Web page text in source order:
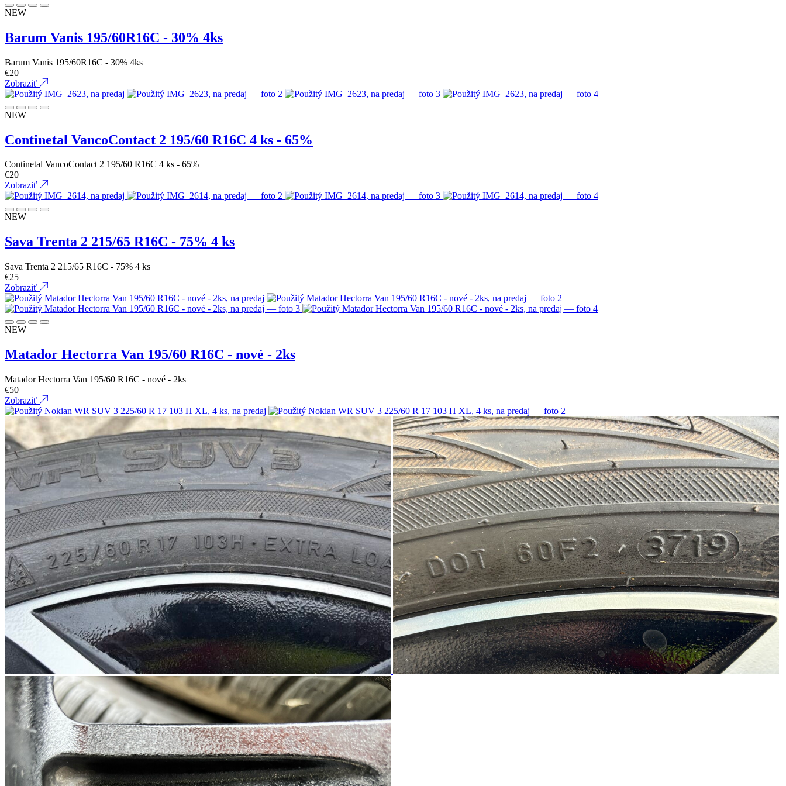
NEW
Barum Vanis 195/60R16C - 30% 4ks
Barum Vanis 195/60R16C - 30% 4ks
€20
Zobraziť
NEW
Continetal VancoContact 2 195/60 R16C 4 ks - 65%
Continetal VancoContact 2 195/60 R16C 4 ks - 65%
€20
Zobraziť
NEW
Sava Trenta 2 215/65 R16C - 75% 4 ks
Sava Trenta 2 215/65 R16C - 75% 4 ks
€25
Zobraziť
NEW
Matador Hectorra Van 195/60 R16C - nové - 2ks
Matador Hectorra Van 195/60 R16C - nové - 2ks
€50
Zobraziť